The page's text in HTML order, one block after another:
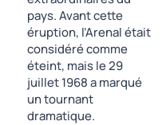
pays. Avant cette
éruption, l’Arenal était
considéré comme
éteint, mais le 29
juillet 1968 a marqué
un tournant
dramatique.